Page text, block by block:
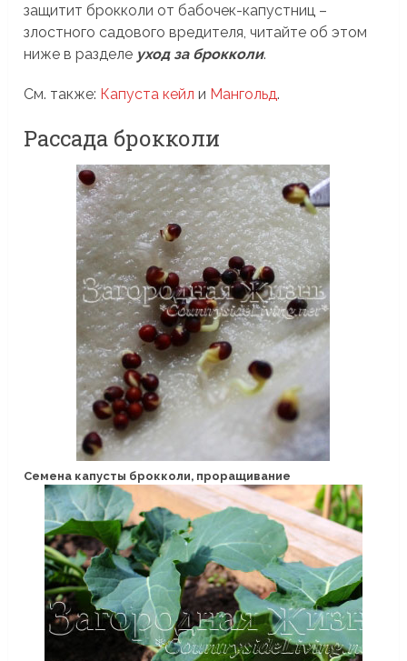
защитит брокколи от бабочек-капустниц –
злостного садового вредителя, читайте об этом
ниже в разделе уход за брокколи.
См. также: Капуста кейл и Мангольд.
Рассада брокколи
Семена капусты брокколи, проращивание